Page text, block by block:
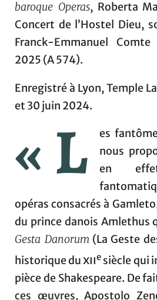
baroque Operas, Roberta
Concert de l’Hostel Dieu,
Franck-Emmanuel Comte
2025 (A 574).
Enregistré à Lyon, Temple
et 30 juin 2024.
« L
es
nous
en
opéras consacrés à
du prince danois Amlethus
Gesta Danorum (La Geste
historique duxiie siècle qui
pièce de Shakespeare. De
ces œuvres, Apostolo